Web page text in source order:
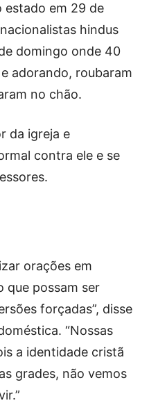
estado em 29 de
hindus
domingo onde 40
adorando, roubaram
no chão.
da igreja e
contra ele e se
orações em
que possam ser
forçadas”, disse
“Nossas
a identidade cristã
grades, não vemos